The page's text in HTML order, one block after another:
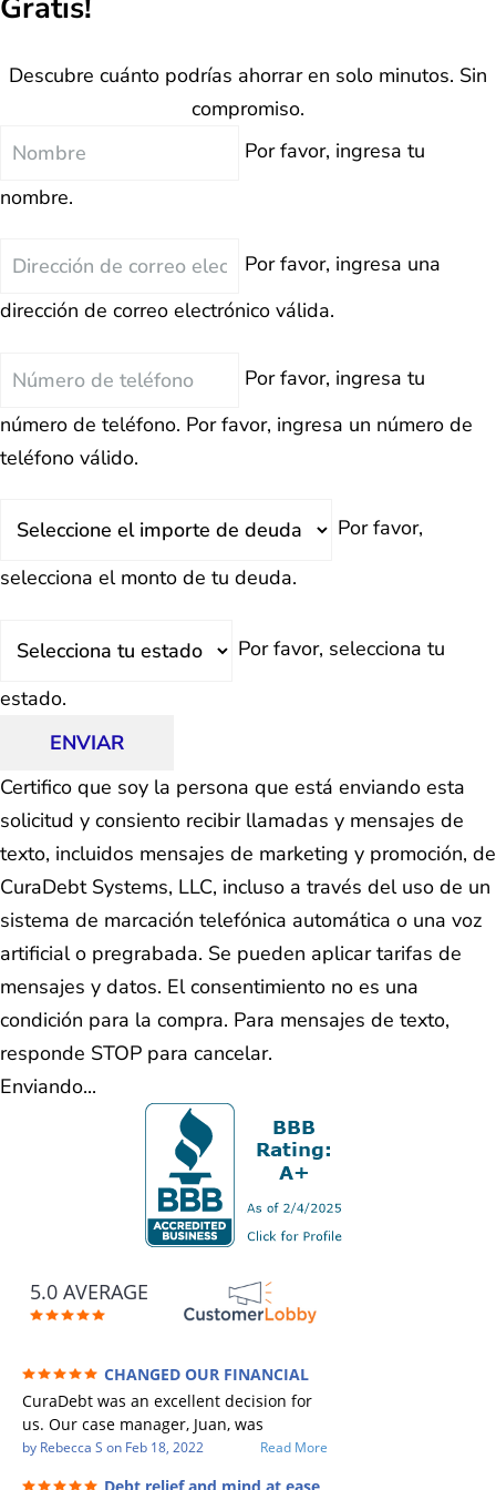
Gratis!
Descubre cuánto podrías ahorrar en solo minutos. Sin
compromiso.
Nombre
Por favor, ingresa tu
nombre.
Correo
Por favor, ingresa una
dirección de correo electrónico válida.
Teléfono
Por favor, ingresa tu
número de teléfono. Por favor, ingresa un número de
teléfono válido.
Por favor,
selecciona el monto de tu deuda.
Por favor, selecciona tu
estado.
ENVIAR
Certifico que soy la persona que está enviando esta
solicitud y consiento recibir llamadas y mensajes de
texto, incluidos mensajes de marketing y promoción, de
CuraDebt Systems, LLC, incluso a través del uso de un
sistema de marcación telefónica automática o una voz
artificial o pregrabada. Se pueden aplicar tarifas de
mensajes y datos. El consentimiento no es una
condición para la compra. Para mensajes de texto,
responde STOP para cancelar.
Enviando...
5.0 AVERAGE
CHANGED OUR FINANCIAL
FUTURE (credit 200 Points / 90 K in debt
GONE)
CuraDebt was an excellent decision for
us. Our case manager, Juan, was
incredible to work with. He and Julio
by Rebecca S on Feb 18, 2022 Read More
Debt relief and mind at ease